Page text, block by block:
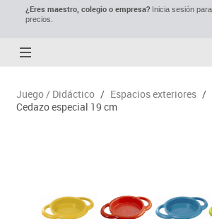
¿Eres maestro, colegio o empresa?Inicia sesión
precios.
Juego / Didáctico / Espacios exteriores /
Cedazo especial 19 cm